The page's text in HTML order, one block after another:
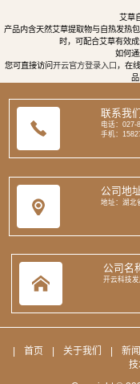
艾草
产品内含天然艾草提取物与自热发热
时，可配合艾草有效
如何通
您可直接访问 开云官方登录入口，在
品
联系我们
电话：027-
手机：
公司地
地址：湖北
公司名
开云科技发
首页 关于我们 新
技